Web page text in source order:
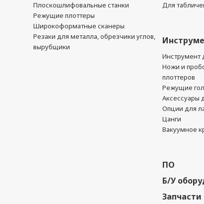
Плоскошлифовальные станки
Режущие плоттеры
Широкоформатные сканеры
Резаки для металла, обрезчики углов,
вырубщики
Для
Инструмент
Ножи и
плоттеров
Режущие
Аксессуары
Опции для
Цанги
Вакуумное
ПО
Б/У
Запчасти